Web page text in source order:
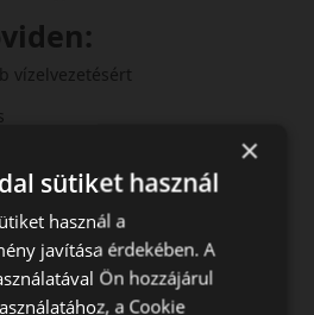
vízelvezetésért
elleni védelem
tapadás
×
sütiket használ
használ a
javítása érdekében. A
Ön hozzájárul
a Cookie